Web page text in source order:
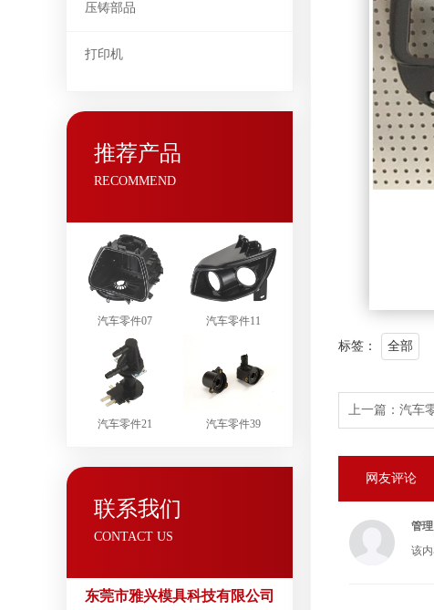
压铸部品
打印机
推荐产品
RECOMMEND
汽车零件07 汽车零件11
汽车零件21 汽车零件39
联系我们
CONTACT US
东莞市雅兴模具科技有限公司
标签： 全部
上一篇： 汽车
网友评论
管
该